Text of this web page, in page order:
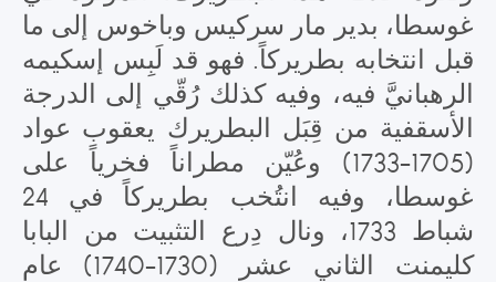
غوسطا، بدير مار سركيس وباخوس إلى ما
قبل انتخابه بطريركاً. فهو قد لَبِس إسكيمه
الرهبانيَّ فيه، وفيه كذلك رُقّي إلى الدرجة
الأسقفية من قِبَل البطريرك يعقوب عواد
(1705-1733) وعُيّن مطراناً فخرياً على
غوسطا، وفيه انتُخب بطريركاً في 24
شباط 1733، ونال دِرع التثبيت من البابا
كليمنت الثاني عشر (1730-1740) عام